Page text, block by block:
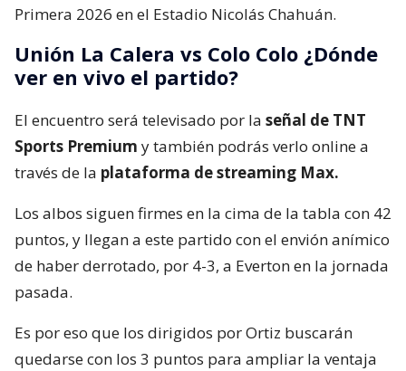
Primera 2026 en el Estadio Nicolás Chahuán.
Unión La Calera vs Colo Colo ¿Dónde
ver en vivo el partido?
El encuentro será televisado por la señal de TNT
Sports Premium y también podrás verlo online a
través de la plataforma de streaming Max.
Los albos siguen firmes en la cima de la tabla con 42
puntos, y llegan a este partido con el envión anímico
de haber derrotado, por 4-3, a Everton en la jornada
pasada.
Es por eso que los dirigidos por Ortiz buscarán
quedarse con los 3 puntos para ampliar la ventaja